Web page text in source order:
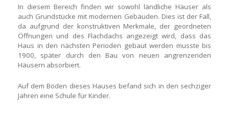
In diesem Bereich finden wir sowohl ländliche Häuser als
auch Grundstücke mit modernen Gebäuden. Dies ist der Fall,
da aufgrund der konstruktiven Merkmale, der geordneten
Öffnungen und des Flachdachs angezeigt wird, dass das
Haus in den nächsten Perioden gebaut werden musste bis
1900, später durch den Bau von neuen angrenzenden
Häusern absorbiert.
Auf dem Boden dieses Hauses befand sich in den sechziger
Jahren eine Schule für Kinder.